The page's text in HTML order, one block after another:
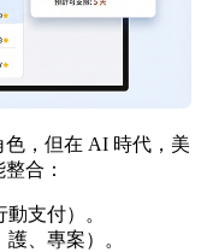
色，但在 AI 時代，美
合：
支付）。
、專案）。